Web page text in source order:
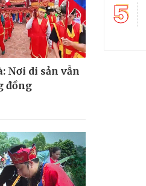
Nơi di sản vẫn
đồng
5